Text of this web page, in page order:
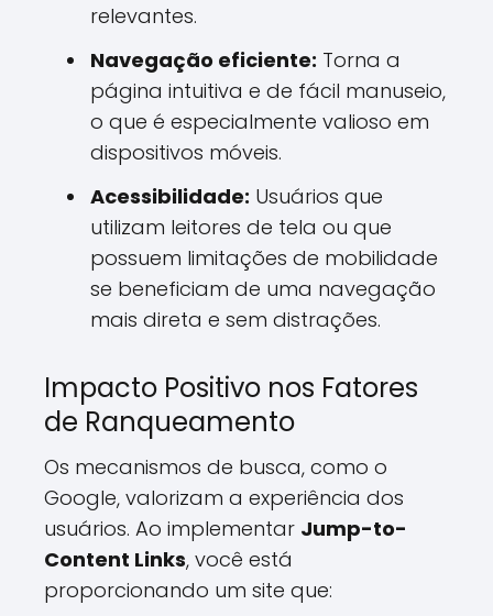
relevantes.
Navegação eficiente: Torna a
página intuitiva e de fácil manuseio,
o que é especialmente valioso em
dispositivos móveis.
Acessibilidade: Usuários que
utilizam leitores de tela ou que
possuem limitações de mobilidade
se beneficiam de uma navegação
mais direta e sem distrações.
Impacto Positivo nos Fatores
de Ranqueamento
Os mecanismos de busca, como o
Google, valorizam a experiência dos
usuários. Ao implementar Jump-to-
Content Links, você está
proporcionando um site que: